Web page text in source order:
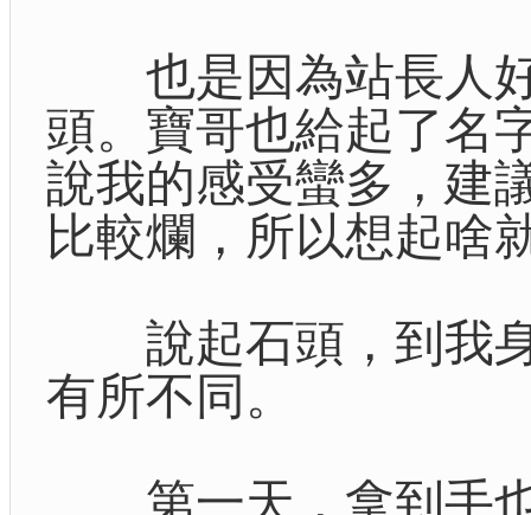
也是因為站長人好
頭。寶哥也給起了名
說我的感受蠻多，建
比較爛，所以想起啥
說起石頭，到我身
有所不同。
第一天，拿到手也